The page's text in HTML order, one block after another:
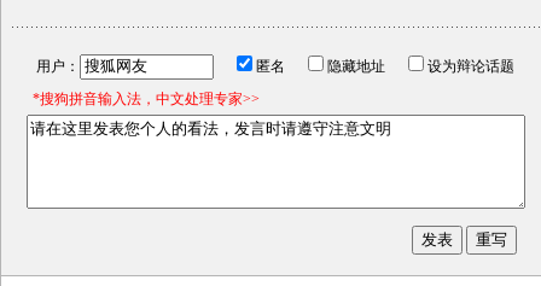
用户： 匿名 隐藏地址
设为辩论话题
*搜狗拼音输入法，中文处理专家>>